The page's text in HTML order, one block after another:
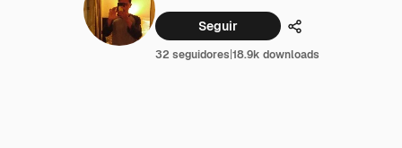
Seguir Compartilhar
32 seguidores|18.9k downloads